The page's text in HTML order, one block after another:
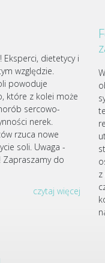
Eksperci, dietetycy i
względzie.
powoduje
które z kolei może
sercowo-
nerek.
rzuca nowe
soli. Uwaga -
Zapraszamy do
czytaj więcej